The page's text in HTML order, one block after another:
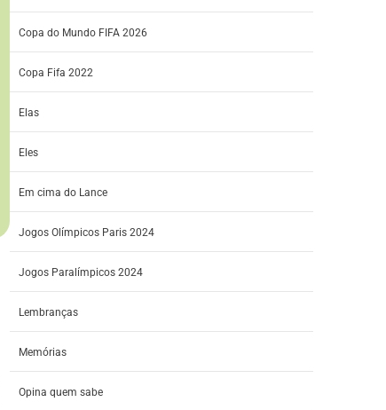
Copa do Mundo FIFA 2026
Copa Fifa 2022
Elas
Eles
Em cima do Lance
Jogos Olímpicos Paris 2024
Jogos Paralímpicos 2024
Lembranças
Memórias
Opina quem sabe